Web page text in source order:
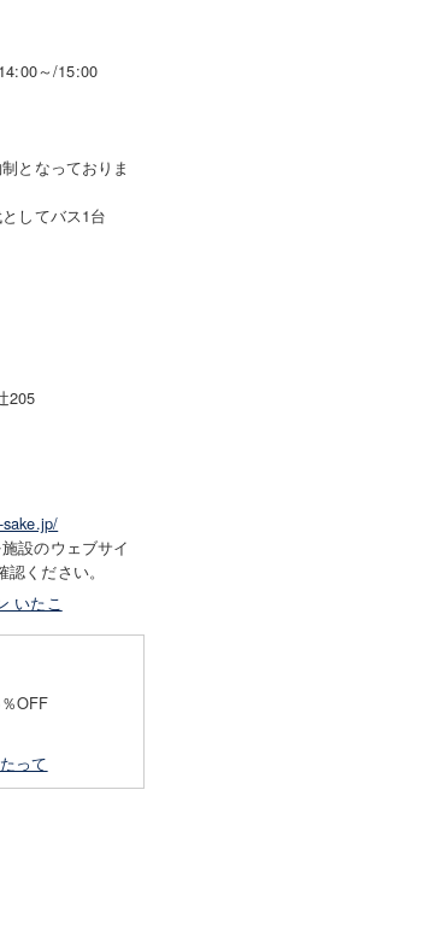
～/15:00
となっておりま
してバス1台
205
設のウェブサイ
認ください。
いたこ
OFF
って